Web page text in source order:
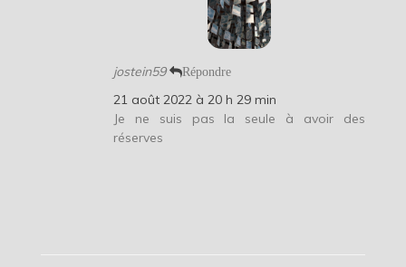
jostein59 Répondre
21 août 2022 à 20 h 29 min
Je ne suis pas la seule à avoir des
réserves